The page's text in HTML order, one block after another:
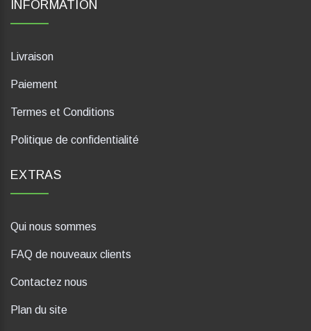
INFORMATION
Livraison
Paiement
Termes et Conditions
Politique de confidentialité
EXTRAS
Qui nous sommes
FAQ de nouveaux clients
Contactez nous
Plan du site